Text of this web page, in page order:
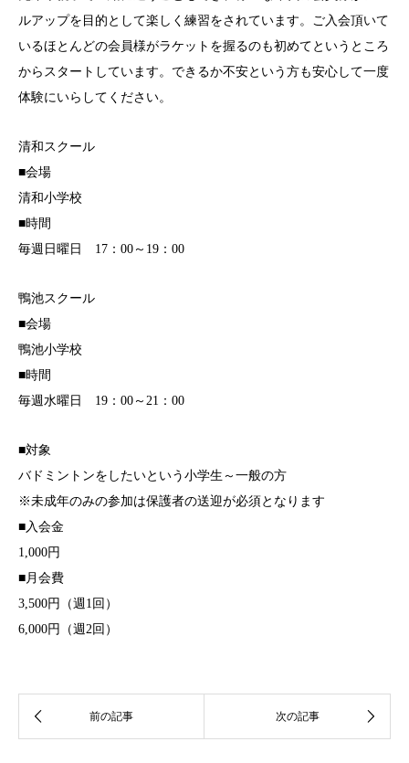
ルアップを目的として楽しく練習をされています。ご入会頂いて
いるほとんどの会員様がラケットを握るのも初めてというところ
からスタートしています。できるか不安という方も安心して一度
体験にいらしてください。
清和スクール
■会場
清和小学校
■時間
毎週日曜日 17：00～19：00
鴨池スクール
■会場
鴨池小学校
■時間
毎週水曜日 19：00～21：00
■対象
バドミントンをしたいという小学生～一般の方
※未成年のみの参加は保護者の送迎が必須となります
■入会金
1,000円
■月会費
3,500円（週1回）
6,000円（週2回）